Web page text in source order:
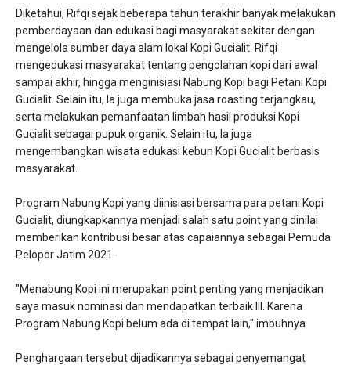
Diketahui, Rifqi sejak beberapa tahun terakhir banyak melakukan
pemberdayaan dan edukasi bagi masyarakat sekitar dengan
mengelola sumber daya alam lokal Kopi Gucialit. Rifqi
mengedukasi masyarakat tentang pengolahan kopi dari awal
sampai akhir, hingga menginisiasi Nabung Kopi bagi Petani Kopi
Gucialit. Selain itu, Ia juga membuka jasa roasting terjangkau,
serta melakukan pemanfaatan limbah hasil produksi Kopi
Gucialit sebagai pupuk organik. Selain itu, Ia juga
mengembangkan wisata edukasi kebun Kopi Gucialit berbasis
masyarakat.
Program Nabung Kopi yang diinisiasi bersama para petani Kopi
Gucialit, diungkapkannya menjadi salah satu point yang dinilai
memberikan kontribusi besar atas capaiannya sebagai Pemuda
Pelopor Jatim 2021.
"Menabung Kopi ini merupakan point penting yang menjadikan
saya masuk nominasi dan mendapatkan terbaik III. Karena
Program Nabung Kopi belum ada di tempat lain," imbuhnya.
Penghargaan tersebut dijadikannya sebagai penyemangat